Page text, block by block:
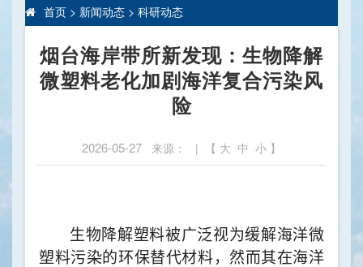
首页 > 新闻动态 > 科研动态
烟台海岸带所新发现：生物降解
微塑料老化加剧海洋复合污染风
险
2026-05-27 来源： | 【 大 中 小 】
生物降解塑料被广泛视为缓解海洋微
塑料污染的环保替代材料，然而其在海洋